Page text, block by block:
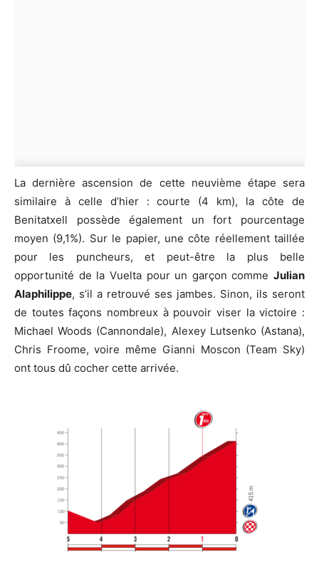
La dernière ascension de cette neuvième étape sera
similaire à celle d’hier : courte (4 km), la côte de
Benitatxell possède également un fort pourcentage
moyen (9,1%). Sur le papier, une côte réellement taillée
pour les puncheurs, et peut-être la plus belle
opportunité de la Vuelta pour un garçon comme Julian
Alaphilippe, s’il a retrouvé ses jambes. Sinon, ils seront
de toutes façons nombreux à pouvoir viser la victoire :
Michael Woods (Cannondale), Alexey Lutsenko (Astana),
Chris Froome, voire même Gianni Moscon (Team Sky)
ont tous dû cocher cette arrivée.